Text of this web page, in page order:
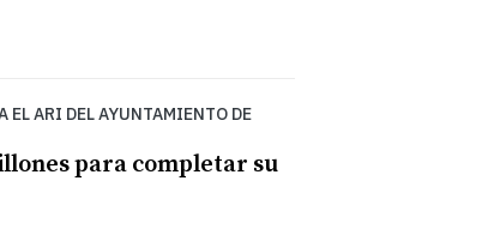
EL ARI DEL AYUNTAMIENTO DE
para completar su